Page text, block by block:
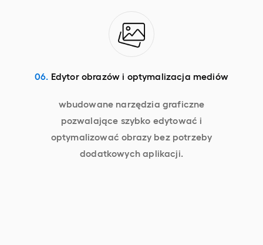
06. Edytor obrazów i optymalizacja mediów
wbudowane narzędzia graficzne
pozwalające szybko edytować i
optymalizować obrazy bez potrzeby
dodatkowych aplikacji.